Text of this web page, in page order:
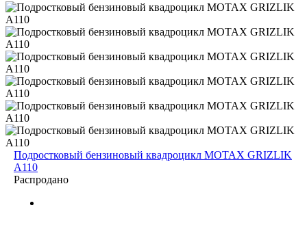
Подростковый бензиновый квадроцикл MOTAX GRIZLIK
A110
Распродано